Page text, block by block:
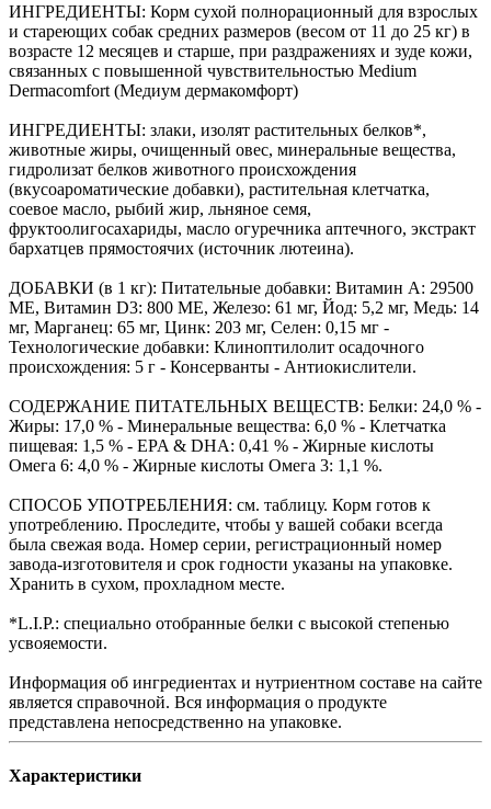
ИНГРЕДИЕНТЫ: Корм сухой полнорационный для взрослых
и стареющих собак средних размеров (весом от 11 до 25 кг) в
возрасте 12 месяцев и старше, при раздражениях и зуде кожи,
связанных с повышенной чувствительностью Medium
Dermacomfort (Медиум дермакомфорт)
ИНГРЕДИЕНТЫ: злаки, изолят растительных белков*,
животные жиры, очищенный овес, минеральные вещества,
гидролизат белков животного происхождения
(вкусоароматические добавки), растительная клетчатка,
соевое масло, рыбий жир, льняное семя,
фруктоолигосахариды, масло огуречника аптечного, экстракт
бархатцев прямостоячих (источник лютеина).
ДОБАВКИ (в 1 кг): Питательные добавки: Витамин A: 29500
ME, Витамин D3: 800 ME, Железо: 61 мг, Йод: 5,2 мг, Медь: 14
мг, Марганец: 65 мг, Цинк: 203 мг, Ceлeн: 0,15 мг -
Технологические добавки: Клиноптилолит осадочного
происхождения: 5 г - Консерванты - Антиокислители.
СОДЕРЖАНИЕ ПИТАТЕЛЬНЫХ ВЕЩЕСТВ: Белки: 24,0 % -
Жиры: 17,0 % - Минеральные вещества: 6,0 % - Клетчатка
пищевая: 1,5 % - EPA & DHA: 0,41 % - Жирные кислоты
Омега 6: 4,0 % - Жирные кислоты Омега 3: 1,1 %.
СПОСОБ УПОТРЕБЛЕНИЯ: см. таблицу. Корм готов к
употреблению. Проследите, чтобы у вашей собаки всегда
была свежая вода. Номер серии, регистрационный номер
завода-изготовителя и срок годности указаны на упаковке.
Хранить в сухом, прохладном месте.
*L.I.P.: специально отобранные белки с высокой степенью
усвояемости.
Информация об ингредиентах и нутриентном составе на сайте
является справочной. Вся информация о продукте
представлена непосредственно на упаковке.
Характеристики